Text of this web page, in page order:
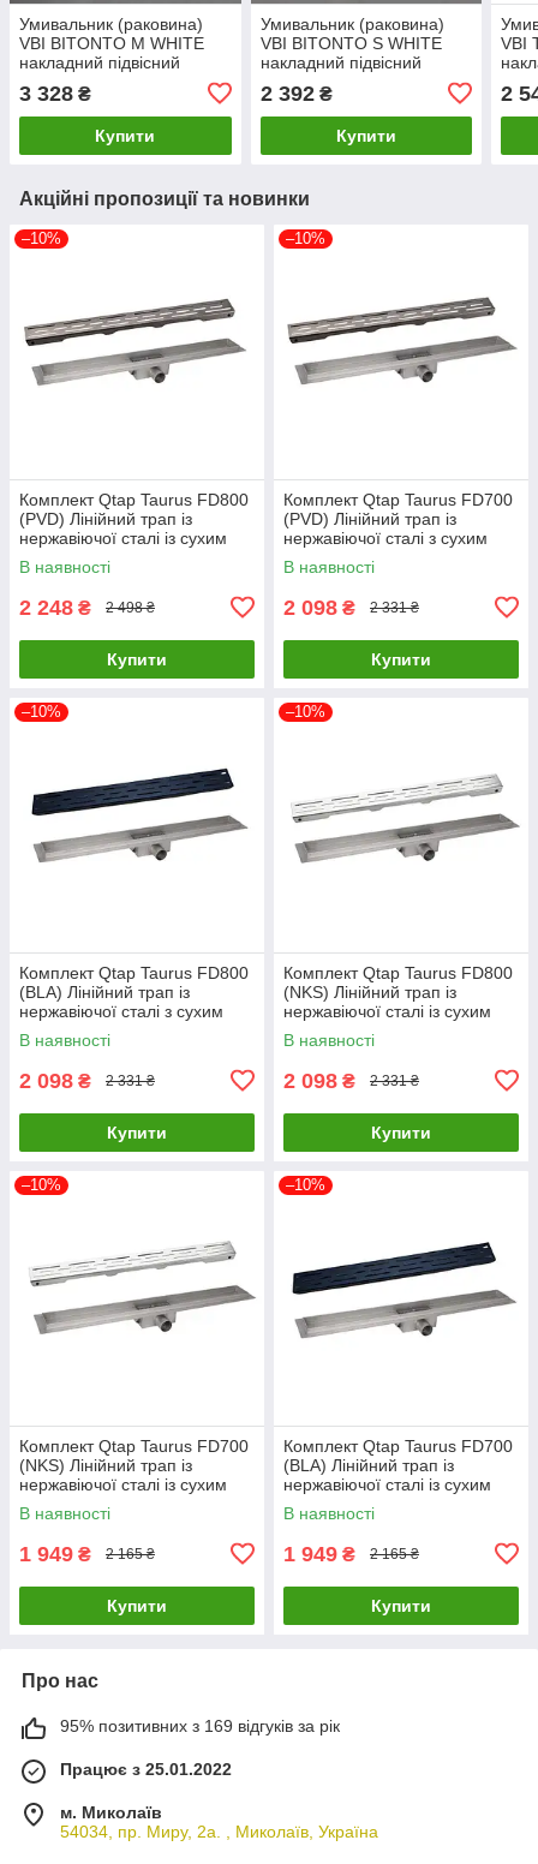
Умивальник (раковина)
VBI BITONTO M WHITE
накладний підвісний
3 328 ₴
Купити
Умивальник (раковина)
VBI BITONTO S WHITE
накладний підвісний
2 392₴
Купити
VBI
2
Акційні пропозиції та новинки
–10%
Комплект Qtap Taurus FD800
(PVD) Лінійний трап із
нержавіючої сталі із сухим
затвором 800 мм
В наявності
2 248 ₴ 2 498 ₴
Купити
–10%
Комплект Qtap Taurus FD700
(PVD) Лінійний трап із
нержавіючої сталі з сухим
затвором 700 мм
В наявності
2 098 ₴ 2 331 ₴
Купити
–10%
Комплект Qtap Taurus FD800
(BLA) Лінійний трап із
нержавіючої сталі з сухим
затвором 800 мм
В наявності
2 098 ₴ 2 331 ₴
Купити
–10%
Комплект Qtap Taurus FD800
(NKS) Лінійний трап із
нержавіючої сталі із сухим
затвором 800 мм
В наявності
2 098 ₴ 2 331 ₴
Купити
–10%
Комплект Qtap Taurus FD700
(NKS) Лінійний трап із
нержавіючої сталі із сухим
затвором 700 мм
В наявності
1 949 ₴ 2 165 ₴
Купити
–10%
Комплект Qtap Taurus FD700
(BLA) Лінійний трап із
нержавіючої сталі із сухим
затвором 700 мм
В наявності
1 949 ₴ 2 165 ₴
Купити
Про нас
95% позитивних з 169 відгуків за рік
Працює з 25.01.2022
м. Миколаїв
54034, пр. Миру, 2а. , Миколаїв, Україна